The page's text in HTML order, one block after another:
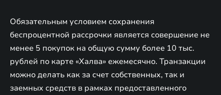
Обязательным условием сохранения
беспроцентной рассрочки является совершение не
менее 5 покупок на общую сумму более 10 тыс.
рублей по карте «Халва» ежемесячно. Транзакции
можно делать как за счет собственных, так и
заемных средств в рамках предоставленного